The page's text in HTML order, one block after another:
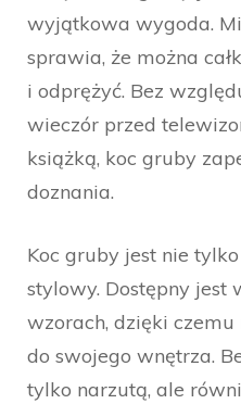
wyjątkowa wygoda.
sprawia, że można
i odprężyć. Bez
wieczór przed
książką, koc gruby
doznania.
Koc gruby jest nie
stylowy. Dostępny jest
wzorach, dzięki
do swojego wnętrza.
tylko narzutą, ale